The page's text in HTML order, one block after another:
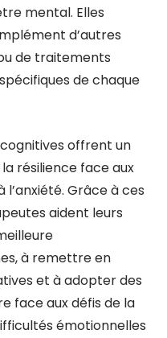
mental. Elles
d’autres
de traitements
de chaque
offrent un
résilience face aux
Grâce à ces
aident leurs
à remettre en
et à adopter des
face aux défis de la
émotionnelles